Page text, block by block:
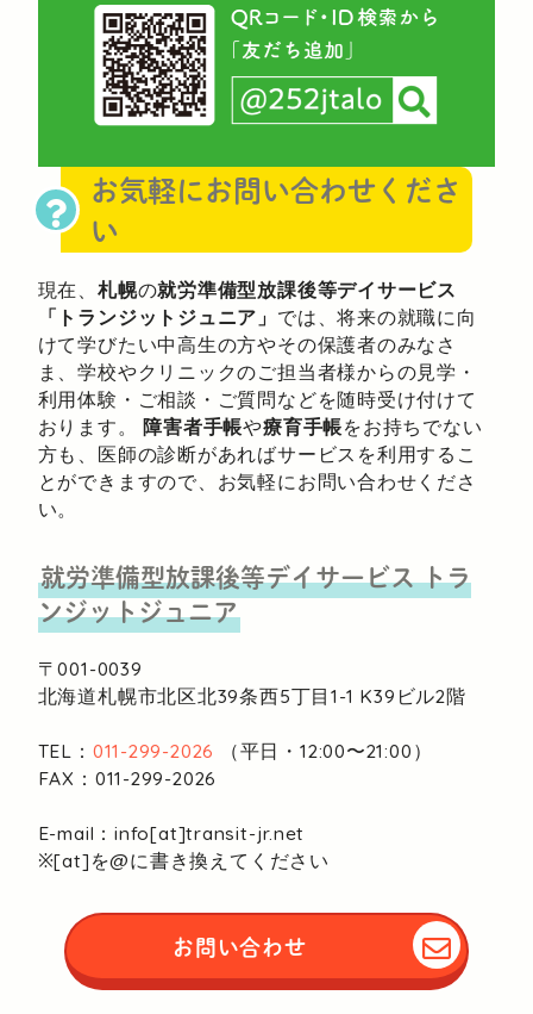
お気軽にお問い合わせくださ
い
現在、 札幌の就労準備型放課後等デイサービス
「トランジットジュニア」 では、将来の就職に向
けて学びたい中高生の方やその保護者のみなさ
ま、学校やクリニックのご担当者様からの見学・
利用体験・ご相談・ご質問などを随時受け付けて
おります。 障害者手帳や療育手帳をお持ちでない
方も、医師の診断があればサービスを利用するこ
とができますので、お気軽にお問い合わせくださ
い。
就労準備型放課後等デイサービストラ
ンジットジュニア
〒001-0039
北海道札幌市北区北39条西5丁目1-1 K39ビル2階
TEL： 011-299-2026
（平日・12:00〜21:00）
FAX：011-299-2026
E-mail：info[at]transit-jr.net
※[at]を@に書き換えてください
お問い合わせ